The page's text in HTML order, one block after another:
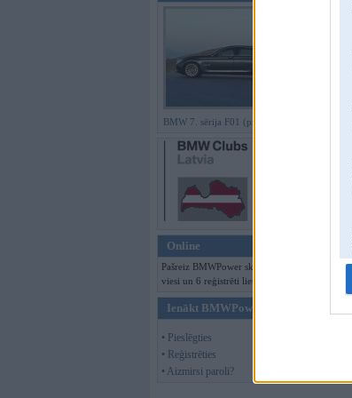
BMW 7. sērija F01 (preses bildes)
Online
Pašreiz BMWPower skatās 161
viesi un 6 reģistrēti lietotāji.
Ienākt BMWPower
• Pieslēgties
• Reģistrēties
• Aizmirsi paroli?